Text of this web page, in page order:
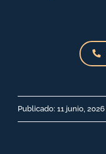
Publicado: 11 junio, 2026